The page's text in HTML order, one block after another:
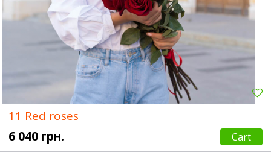
11 Red roses
6 040 грн.
Cart